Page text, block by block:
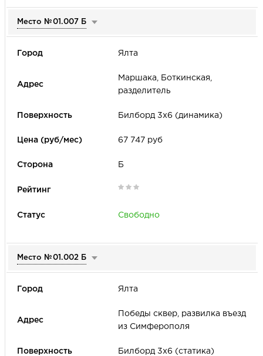
Место №01.007 Б
Ялта
Маршака, Боткинская,
разделитель
Билборд 3х6 (динамика)
67 747 руб
Б
Свободно
Место №01.002 Б
Ялта
Победы сквер, развилка въезд
из Симферополя
Билборд 3х6 (статика)